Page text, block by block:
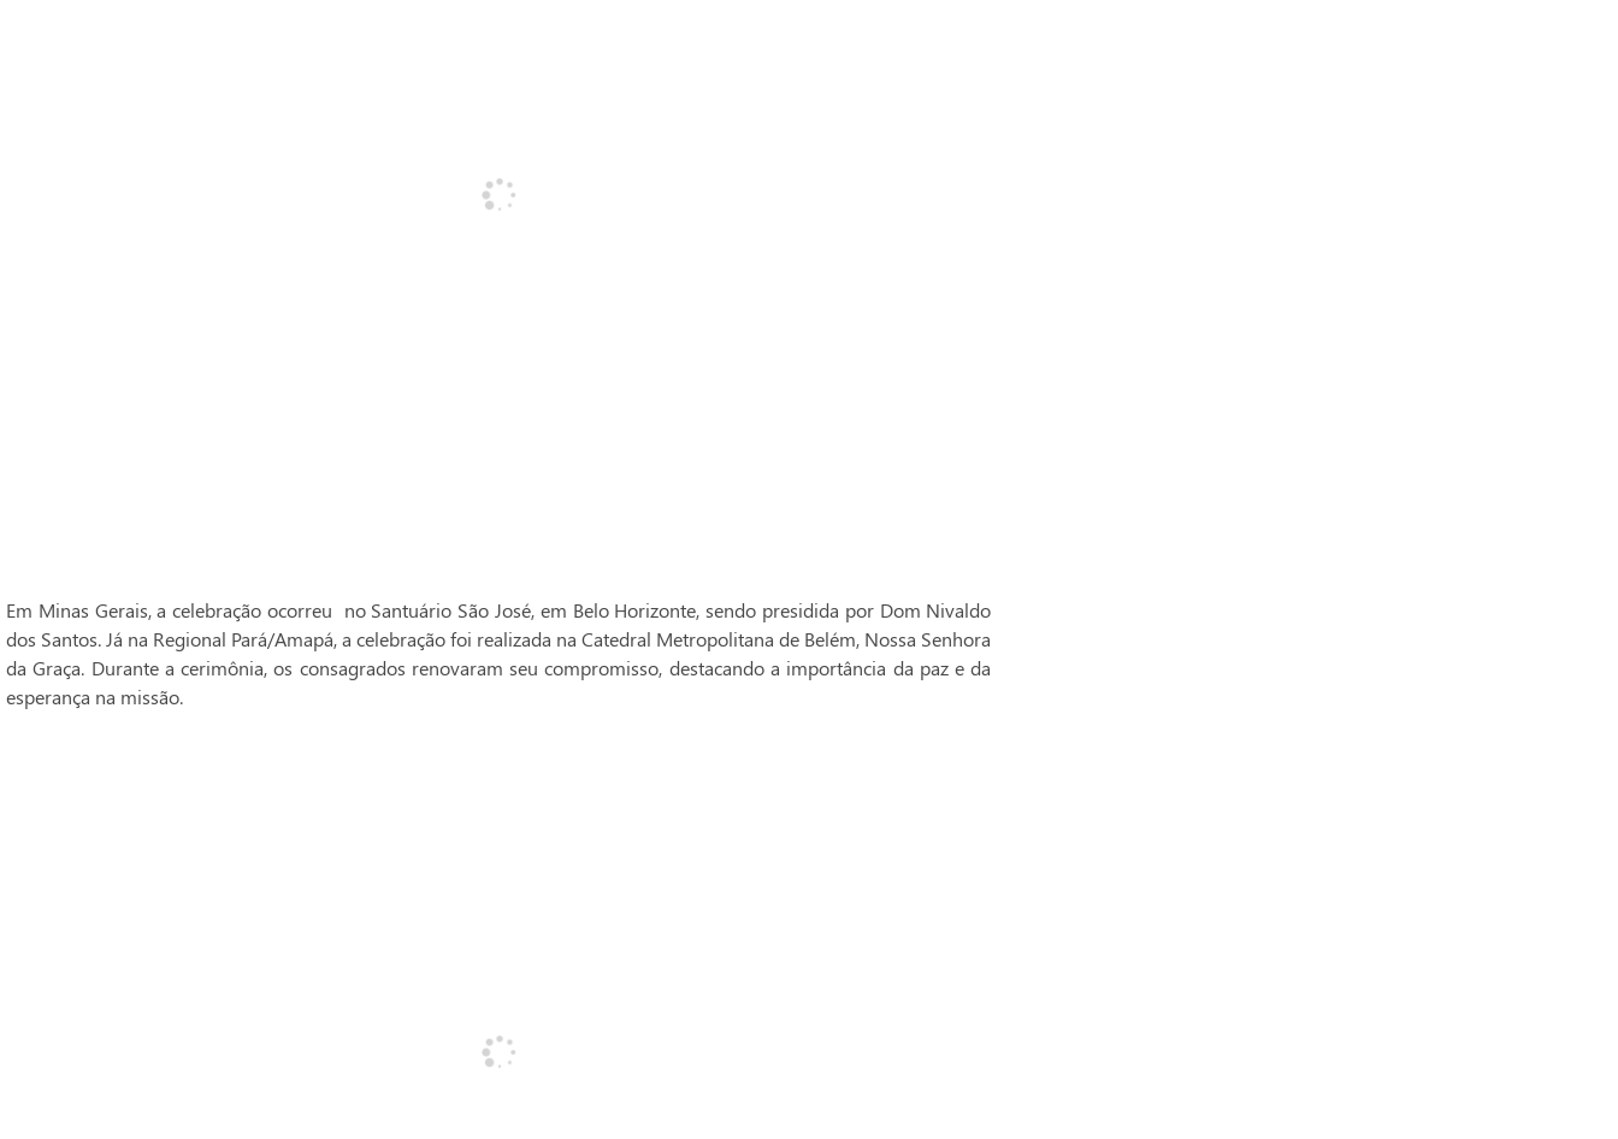
Em Minas Gerais, a celebração ocorreu no Santuário São José, em Belo Horizonte, sendo presidida por Dom Nivaldo
dos Santos. Já na Regional Pará/Amapá, a celebração foi realizada na Catedral Metropolitana de Belém, Nossa Senhora
da Graça. Durante a cerimônia, os consagrados renovaram seu compromisso, destacando a importância da paz e da
esperança na missão.